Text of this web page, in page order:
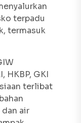
terpadu
termasuk
HKBP, GKI
terlibat
air